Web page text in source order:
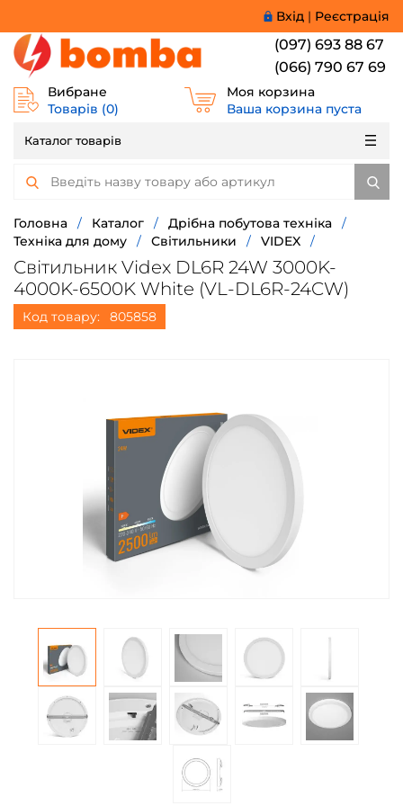
Вхід | Реєстрація
(097) 693 88 67
(066) 790 67 69
Вибране
Товарів (0)
Моя корзина
Ваша корзина пуста
Каталог товарів
Головна / Каталог / Дрібна побутова техніка
/
Техніка для дому
/ Світильники / VIDEX /
Світильник Videx DL6R 24W 3000K-
4000K-6500K White (VL-DL6R-24CW)
Код товару: 805858